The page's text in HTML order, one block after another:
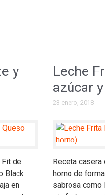
y
Fit de
Black
en
Leche
azúcar y
23 enero, 2018
Receta casera
horno de
sabrosa como